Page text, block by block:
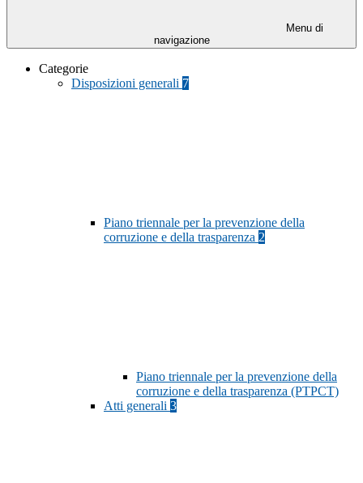
Menu di
navigazione
Categorie
Disposizioni generali 7
Piano triennale per la prevenzione della
corruzione e della trasparenza 2
Piano triennale per la prevenzione della
corruzione e della trasparenza (PTPCT)
Atti generali 3